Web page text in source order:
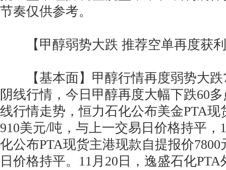
节奏仅供参考。
【甲醇弱势大跌 推荐空单再度获
【基本面】甲醇行情再度弱势大跌
阴线行情，今日甲醇再度大幅下跌60
线行情走势，恒力石化公布美金PTA
910美元/吨，与上一交易日价格持平，
化公布PTA现货主港现款自提报价
日价格持平。11月20日，逸盛石化